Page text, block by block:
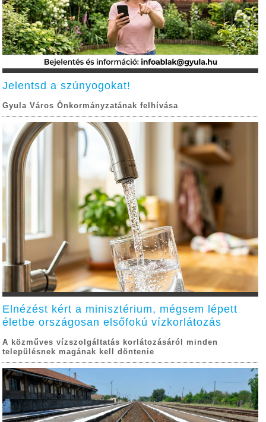
Jelentsd a szúnyogokat!
Gyula Város Önkormányzatának felhívása
Elnézést kért a minisztérium, mégsem lépett
életbe országosan elsőfokú vízkorlátozás
A közműves vízszolgáltatás korlátozásáról minden
településnek magának kell döntenie